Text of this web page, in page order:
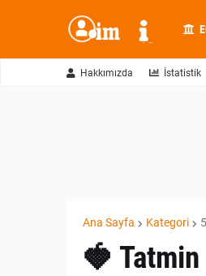
Hakkımızda İstatistik
Ana Sayfa Kategori
🍓